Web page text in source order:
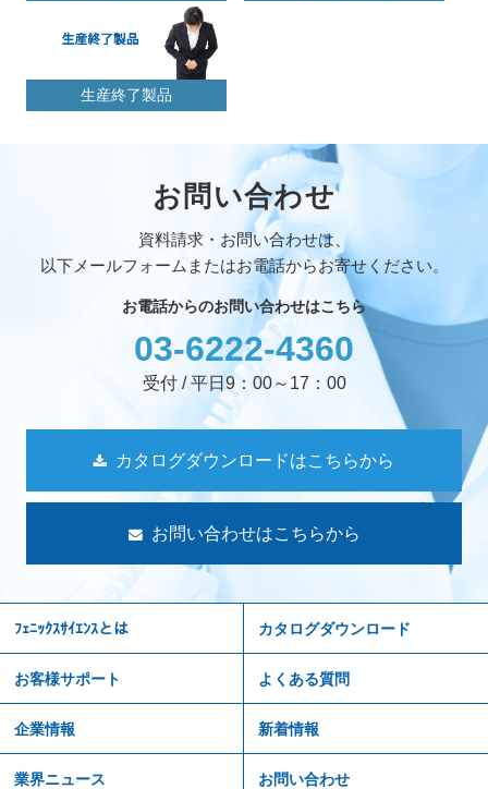
生産終了製品
お問い合わせ
資料請求・お問い合わせは、
以下メールフォームまたはお電話からお寄せください。
お電話からのお問い合わせはこちら
03-6222-4360
受付 / 平日9：00～17：00
カタログダウンロードはこちらから
お問い合わせはこちらから
ﾌｪﾆｯｸｽｻｲｴﾝｽとは カタログダウンロード
お客様サポート よくある質問
企業情報 新着情報
業界ニュース お問い合わせ